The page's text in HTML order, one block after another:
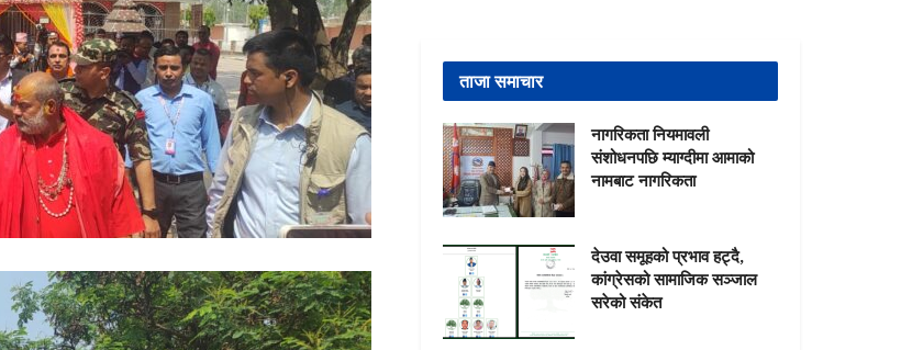
ताजा समाचार
नागरिकता नियमावली
संशोधनपछि म्याग्दीमा आमाको
नामबाट नागरिकता
देउवा समूहको प्रभाव हट्दै,
कांग्रेसको सामाजिक सञ्जाल
सरेको संकेत